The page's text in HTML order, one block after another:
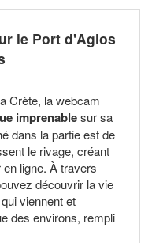
le Port d'Agios
Crète, la webcam
imprenablesur sa
dans la partie est de
le rivage, créant
ligne. À travers
découvrir la vie
viennent et
des environs, rempli